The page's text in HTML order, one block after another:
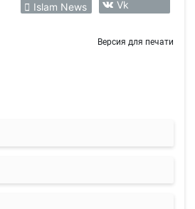
Islam News Vk
Версия для печати